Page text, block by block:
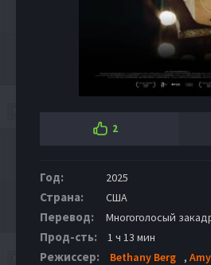
2
Год: 2025
Страна: США
Перевод: Многоголосый
Прод-сть: 1 ч 13 мин
Режиссер: Bethany Berg ,